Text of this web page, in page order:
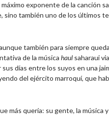
exponente de la canción
sino también uno de los últimos
también para siempre
de la música haul saharaui
días entre los suyos en una
del ejército marroquí, que
más quería: su gente, la música